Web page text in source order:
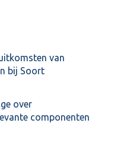
van
bij Soort
over
componenten